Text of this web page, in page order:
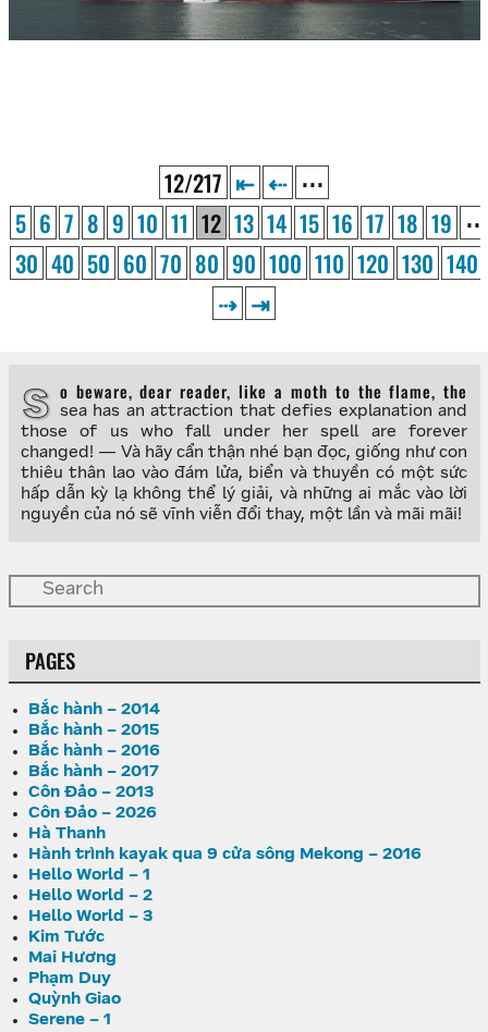
12/217 ⇤ ⇠ ⋯
5 6 7 8 9 10 11 12 13 14 15 16 17 18 19 ⋯
30 40 50 60 70 80 90 100 110 120 130 140
⇢ ⇥
So beware, dear reader, like a moth to the flame, the
sea has an attraction that defies explanation and
those of us who fall under her spell are forever
changed! — Và hãy cẩn thận nhé bạn đọc, giống như con
thiêu thân lao vào đám lửa, biển và thuyền có một sức
hấp dẫn kỳ lạ không thể lý giải, và những ai mắc vào lời
nguyền của nó sẽ vĩnh viễn đổi thay, một lần và mãi mãi!
PAGES
Bắc hành – 2014
Bắc hành – 2015
Bắc hành – 2016
Bắc hành – 2017
Côn Đảo – 2013
Côn Đảo – 2026
Hà Thanh
Hành trình kayak qua 9 cửa sông Mekong – 2016
Hello World – 1
Hello World – 2
Hello World – 3
Kim Tước
Mai Hương
Phạm Duy
Quỳnh Giao
Serene – 1